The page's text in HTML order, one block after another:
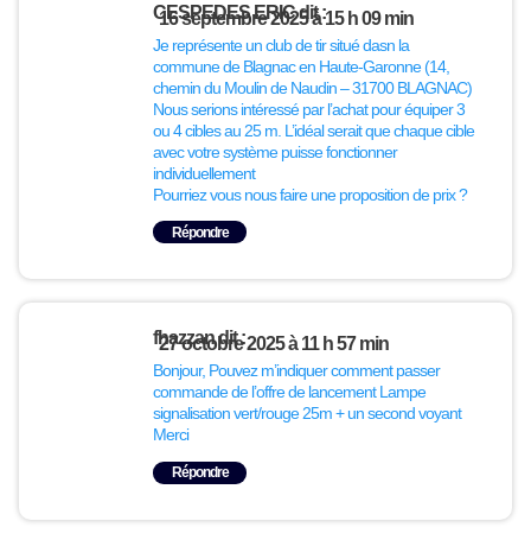
CESPEDES ERICdit :
16 septembre 2025 à 15 h 09 min
Je représente un club de tir situé dasn la
commune de Blagnac en Haute-Garonne (14,
chemin du Moulin de Naudin – 31700 BLAGNAC)
Nous serions intéressé par l’achat pour équiper 3
ou 4 cibles au 25 m. L’idéal serait que chaque cible
avec votre système puisse fonctionner
individuellement
Pourriez vous nous faire une proposition de prix ?
Répondre
fhazzandit :
27 octobre 2025 à 11 h 57 min
Bonjour, Pouvez m’indiquer comment passer
commande de l’offre de lancement Lampe
signalisation vert/rouge 25m + un second voyant
Merci
Répondre